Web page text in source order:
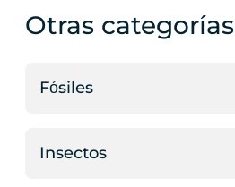
Otras categorías
Fósiles
Insectos